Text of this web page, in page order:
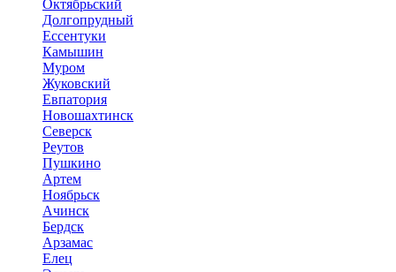
Октябрьский
Долгопрудный
Ессентуки
Камышин
Муром
Жуковский
Евпатория
Новошахтинск
Северск
Реутов
Пушкино
Артем
Ноябрьск
Ачинск
Бердск
Арзамас
Елец